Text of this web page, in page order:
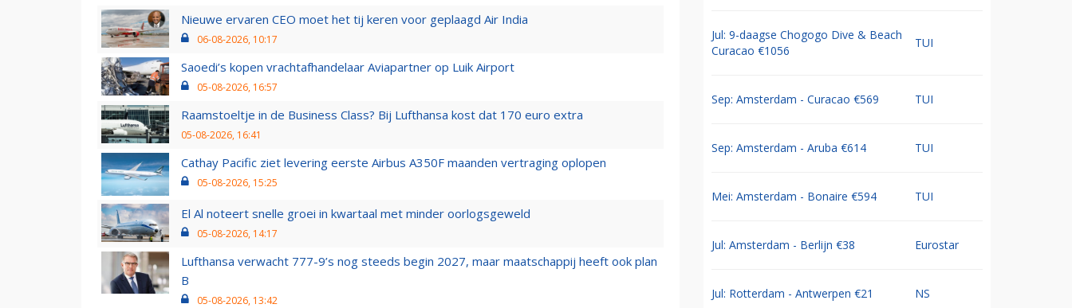
Nieuwe ervaren CEO moet het tij keren voor geplaagd Air India
06-08-2026, 10:17
Saoedi’s kopen vrachtafhandelaar Aviapartner op Luik Airport
05-08-2026, 16:57
Raamstoeltje in de Business Class? Bij Lufthansa kost dat 170 euro extra
05-08-2026, 16:41
Cathay Pacific ziet levering eerste Airbus A350F maanden vertraging oplopen
05-08-2026, 15:25
El Al noteert snelle groei in kwartaal met minder oorlogsgeweld
05-08-2026, 14:17
Lufthansa verwacht 777-9’s nog steeds begin 2027, maar maatschappij heeft ook plan
B
05-08-2026, 13:42
Jul: 9-daagse Chogogo Dive & Beach
Curacao €1056
TUI
Sep: Amsterdam - Curacao €569 TUI
Sep: Amsterdam - Aruba €614 TUI
Mei: Amsterdam - Bonaire €594 TUI
Jul: Amsterdam - Berlijn €38 Eurostar
Jul: Rotterdam - Antwerpen €21 NS